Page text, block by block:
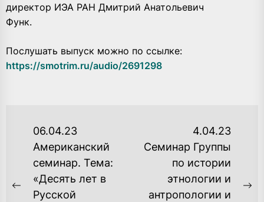
директор ИЭА РАН Дмитрий Анатольевич
Функ.
Послушать выпуск можно по ссылке:
https://smotrim.ru/audio/2691298
НАВИГАЦИЯ
ЗАПИСЯМ
Previous
06.04.23
Американский
семинар. Тема:
«Десять лет в
Русской
4.04.23
Семинар Группы
по истории
этнологии и
антропологии и